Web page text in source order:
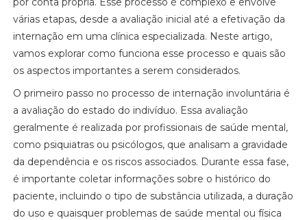
várias etapas, desde a avaliação inicial até a efetivação da
internação em uma clínica especializada. Neste artigo,
vamos explorar como funciona esse processo e quais são
os aspectos importantes a serem considerados.
O primeiro passo no processo de internação involuntária é
a avaliação do estado do indivíduo. Essa avaliação
geralmente é realizada por profissionais de saúde mental,
como psiquiatras ou psicólogos, que analisam a gravidade
da dependência e os riscos associados. Durante essa fase,
é importante coletar informações sobre o histórico do
paciente, incluindo o tipo de substância utilizada, a duração
do uso e quaisquer problemas de saúde mental ou física